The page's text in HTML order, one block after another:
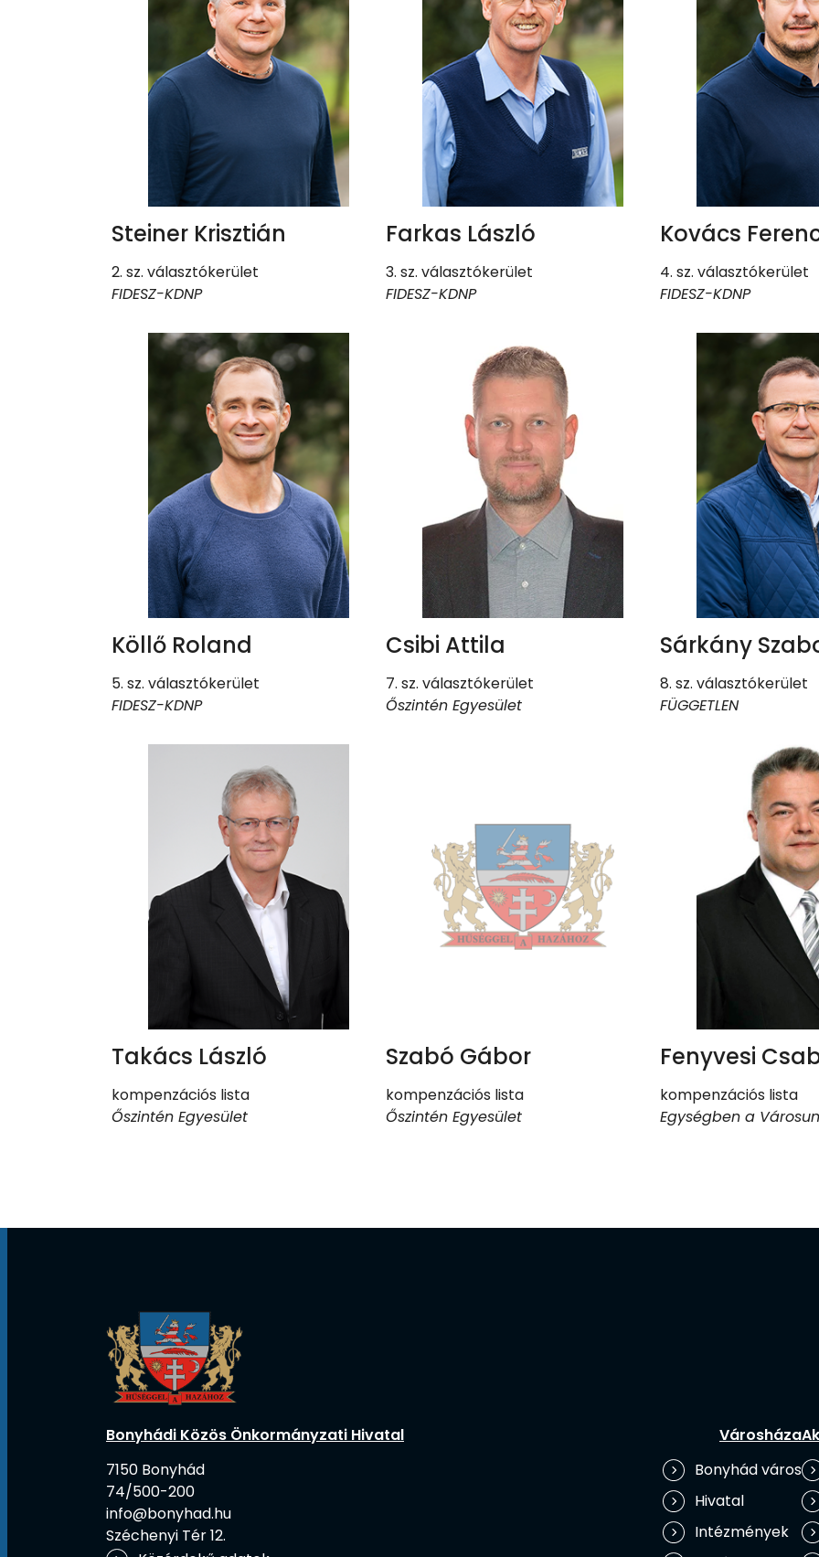
Steiner Krisztián
2. sz. választókerület
FIDESZ-KDNP
Farkas László
3. sz. választókerület
FIDESZ-KDNP
Kovács
4. sz. választókerület
FIDESZ-KDNP
Köllő Roland
5. sz. választókerület
FIDESZ-KDNP
Csibi Attila
7. sz. választókerület
Őszintén Egyesület
Sárkány
8. sz. választókerület
FÜGGETLEN
Takács László
kompenzációs lista
Őszintén Egyesület
Szabó Gábor
kompenzációs lista
Őszintén Egyesület
Fenyvesi
kompenzációs lista
Egységben a
Bonyhádi Közös Önkormányzati Hivatal
7150 Bonyhád
74/500-200
info@bonyhad.hu
Széchenyi Tér 12.
Városháza
Bonyhád város
Hivatal
Intézmények